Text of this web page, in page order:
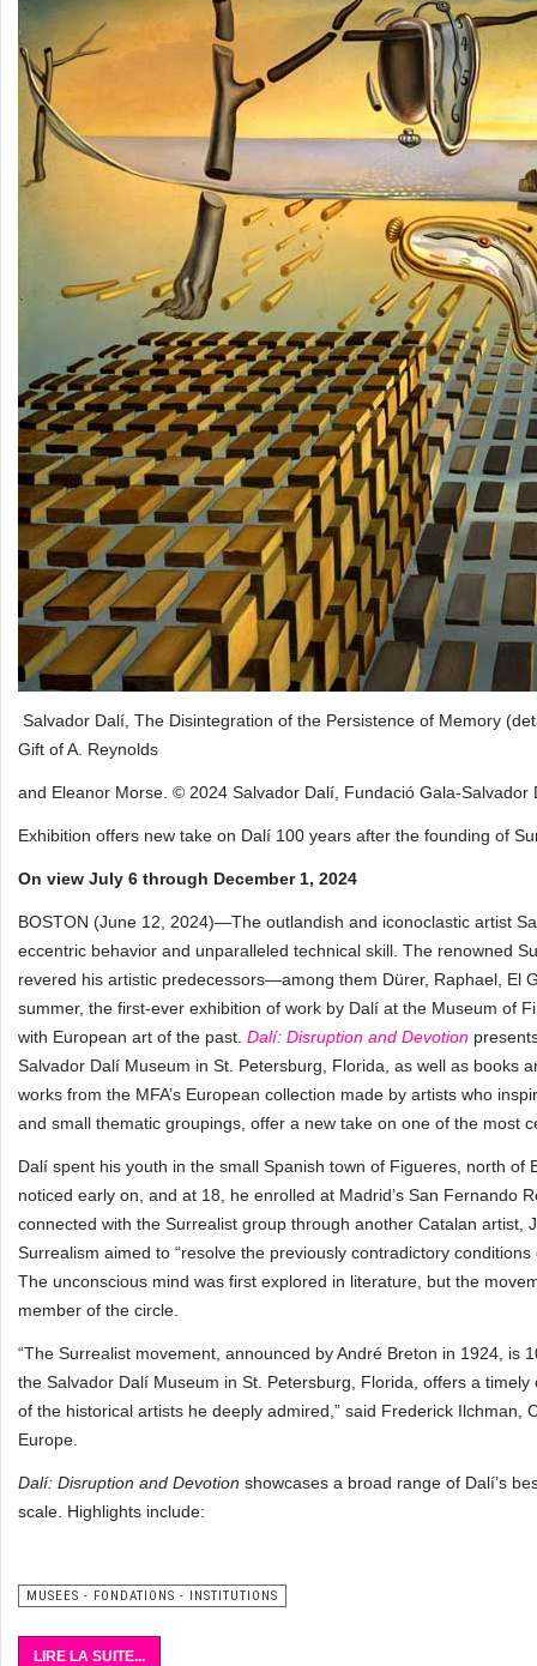
Salvador Dalí, The Disintegration of the Persistence of Memory
Gift of A. Reynolds
and Eleanor Morse. © 2024 Salvador Dalí, Fundació Gala-Salvador
Exhibition offers new take on Dalí 100 years after the founding of
On view July 6 through December 1, 2024
BOSTON (June 12, 2024)—The outlandish and iconoclastic artist
eccentric behavior and unparalleled technical skill. The renowned
revered his artistic predecessors—among them Dürer, Raphael, El
summer, the first-ever exhibition of work by Dalí at the Museum of
with European art of the past. Dalí: Disruption and Devotion
Salvador Dalí Museum in St. Petersburg, Florida, as well as books
works from the MFA’s European collection made by artists who
and small thematic groupings, offer a new take on one of the most
Dalí spent his youth in the small Spanish town of Figueres, north
noticed early on, and at 18, he enrolled at Madrid’s San Fernando
connected with the Surrealist group through another Catalan artist,
Surrealism aimed to “resolve the previously contradictory
The unconscious mind was first explored in literature, but the
member of the circle.
“The Surrealist movement, announced by André Breton in 1924, is
the Salvador Dalí Museum in St. Petersburg, Florida, offers a
of the historical artists he deeply admired,” said Frederick Ilchman,
Europe.
Dalí: Disruption and Devotion showcases a broad range of Dalí’s
scale. Highlights include:
MUSEES - FONDATIONS - INSTITUTIONS
LIRE LA SUITE...